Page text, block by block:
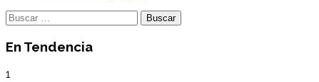
Buscar:
En Tendencia
1